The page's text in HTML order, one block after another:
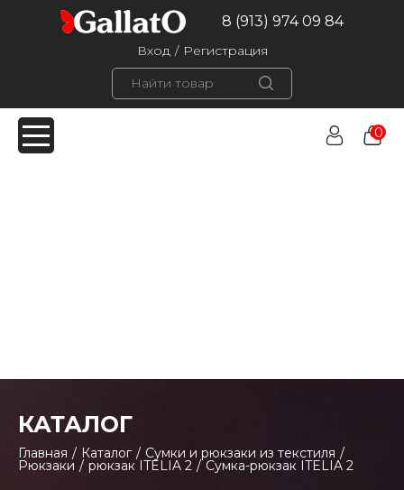
8 (913) 974 09 84
Вход / Регистрация
0
КАТАЛОГ
Главная / Каталог / Сумки и рюкзаки из текстиля /
Рюкзаки / рюкзак ITELIA 2 / Сумка-рюкзак ITELIA 2